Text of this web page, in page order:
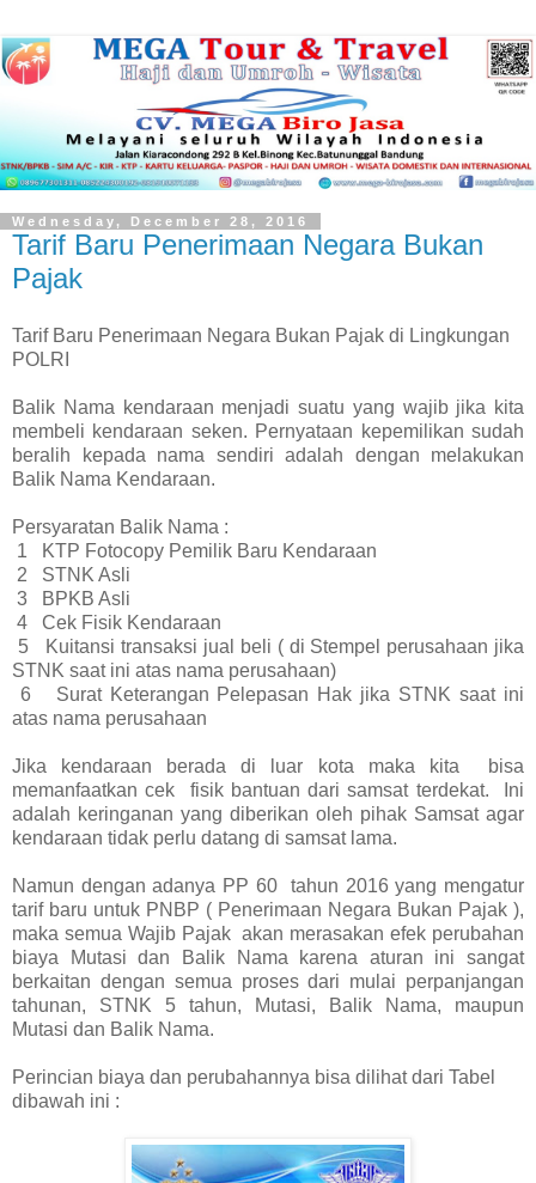
Wednesday, December 28, 2016
Tarif Baru Penerimaan Negara Bukan
Pajak
Tarif Baru Penerimaan Negara Bukan Pajak di Lingkungan
POLRI
Balik Nama kendaraan menjadi suatu yang wajib jika kita
membeli kendaraan seken. Pernyataan kepemilikan sudah
beralih kepada nama sendiri adalah dengan melakukan
Balik Nama Kendaraan.
Persyaratan Balik Nama :
1
KTP Fotocopy Pemilik Baru Kendaraan
2
STNK Asli
3
BPKB Asli
4
Cek Fisik Kendaraan
5
Kuitansi transaksi jual beli ( di Stempel perusahaan jika
STNK saat ini atas nama perusahaan)
6
Surat Keterangan Pelepasan Hak jika STNK saat ini
atas nama perusahaan
Jika kendaraan berada di luar kota maka kita bisa
memanfaatkan cek fisik bantuan dari samsat terdekat. Ini
adalah keringanan yang diberikan oleh pihak Samsat agar
kendaraan tidak perlu datang di samsat lama.
Namun dengan adanya PP 60 tahun 2016 yang mengatur
tarif baru untuk PNBP ( Penerimaan Negara Bukan Pajak ),
maka semua Wajib Pajak akan merasakan efek perubahan
biaya Mutasi dan Balik Nama karena aturan ini sangat
berkaitan dengan semua proses dari mulai perpanjangan
tahunan, STNK 5 tahun, Mutasi, Balik Nama, maupun
Mutasi dan Balik Nama.
Perincian biaya dan perubahannya bisa dilihat dari Tabel
dibawah ini :